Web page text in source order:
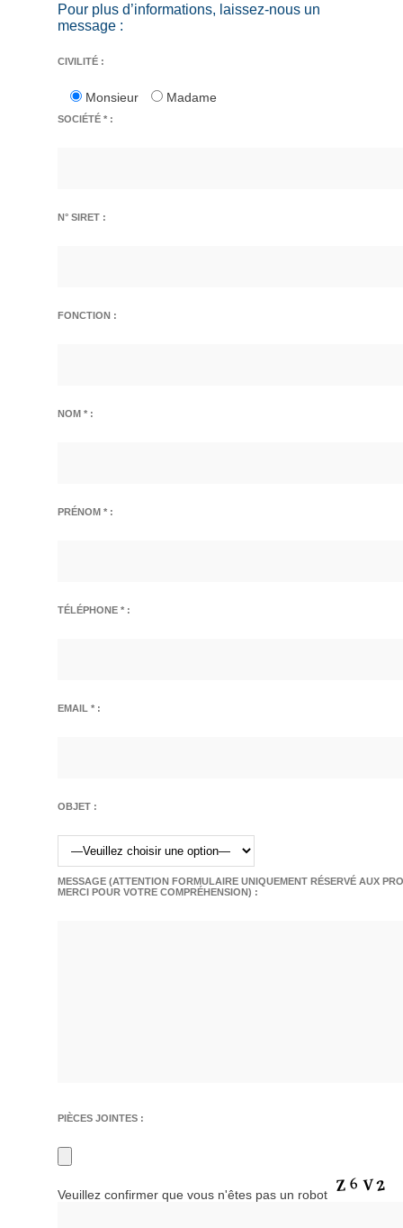
Pour plus d’informations, laissez-nous un
message :
CIVILITÉ :
Monsieur Madame
SOCIÉTÉ * :
N° SIRET :
FONCTION :
NOM * :
PRÉNOM * :
TÉLÉPHONE * :
EMAIL * :
OBJET :
MESSAGE (ATTENTION FORMULAIRE UNIQUEMENT RÉSERVÉ AUX
MERCI POUR VOTRE COMPRÉHENSION) :
PIÈCES JOINTES :
Veuillez confirmer que vous n'êtes pas un robot